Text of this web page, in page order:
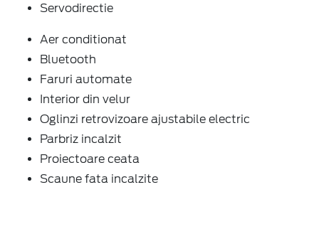
Servodirectie
Aer conditionat
Bluetooth
Faruri automate
Interior din velur
Oglinzi retrovizoare ajustabile electric
Parbriz incalzit
Proiectoare ceata
Scaune fata incalzite